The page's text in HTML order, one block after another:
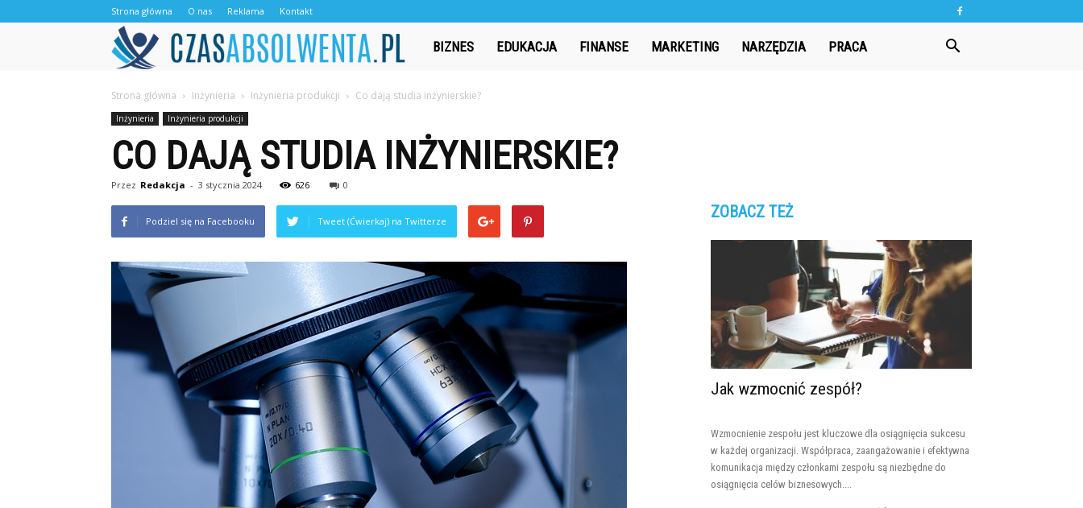
Strona główna O nas Reklama Kontakt
CzasAbsolwenta.pl
BIZNES EDUKACJA FINANSE MARKETING NARZĘDZIA PRACA
Strona główna Inżynieria Inżynieria produkcji Co dają studia inżynierskie?
Inżynieria Inżynieria produkcji
CO DAJĄ STUDIA INŻYNIERSKIE?
Przez Redakcja - 3 stycznia 2024 626 0
Podziel się na Facebooku Tweet (Ćwierkaj) na Twitterze ZOBACZ TEŻ
Jak wzmocnić zespół?
Wzmocnienie zespołu jest kluczowe dla osiągnięcia sukcesu
w każdej organizacji. Współpraca, zaangażowanie i efektywna
komunikacja między członkami zespołu są niezbędne do
osiągnięcia celów biznesowych....